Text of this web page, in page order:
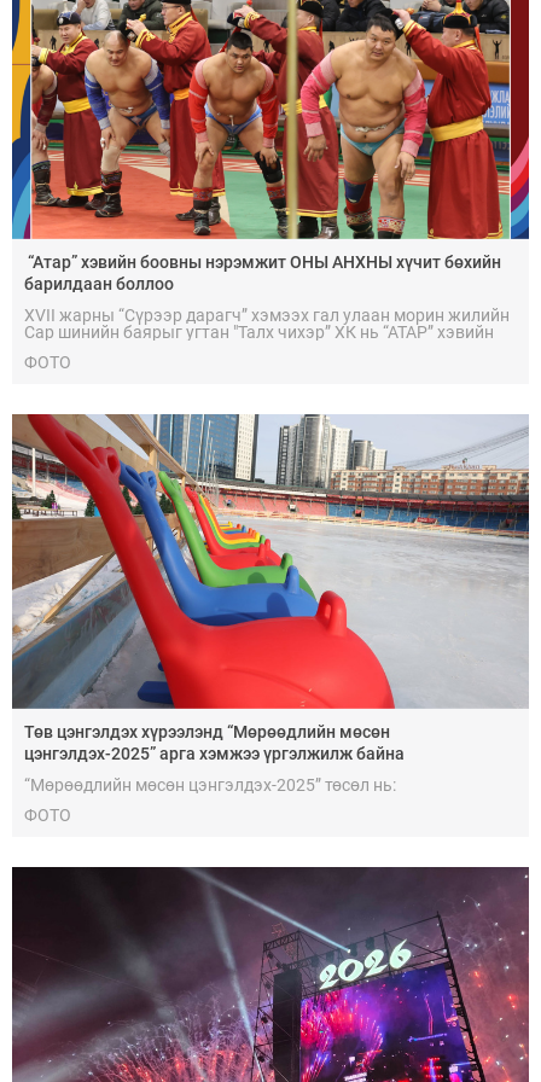
“Атар” хэвийн боовны нэрэмжит ОНЫ АНХНЫ хүчит бөхийн
барилдаан боллоо
XVII жарны “Сүрээр дарагч” хэмээх гал улаан морин жилийн
Сар шинийн баярыг угтан "Талх чихэр” ХК нь “АТАР” хэвийн
барилдааныг 1 дүгээр сарын 10-нд буюу өчигдөр Монгол
ФОТО
Төв цэнгэлдэх хүрээлэнд “Мөрөөдлийн мөсөн
цэнгэлдэх-2025” арга хэмжээ үргэлжилж байна
“Мөрөөдлийн мөсөн цэнгэлдэх-2025” төсөл нь:
ФОТО